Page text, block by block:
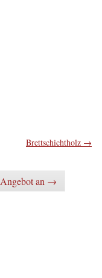
Brettschichtholz →
Angebot an →